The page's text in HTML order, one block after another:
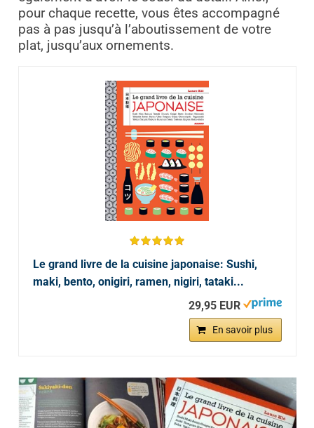
pour chaque recette, vous êtes accompagné
pas à pas jusqu’à l’aboutissement de votre
plat, jusqu’aux ornements.
Le grand livre de la cuisine japonaise: Sushi,
maki, bento, onigiri, ramen, nigiri, tataki...
29,95 EUR
En savoir plus